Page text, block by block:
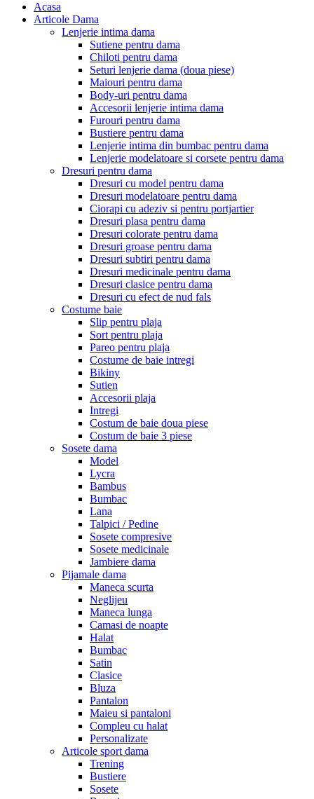
Acasa
Articole Dama
Lenjerie intima dama
Sutiene pentru dama
Chiloti pentru dama
Seturi lenjerie dama (doua piese)
Maiouri pentru dama
Body-uri pentru dama
Accesorii lenjerie intima dama
Furouri pentru dama
Bustiere pentru dama
Lenjerie intima din bumbac pentru dama
Lenjerie modelatoare si corsete pentru dama
Dresuri pentru dama
Dresuri cu model pentru dama
Dresuri modelatoare pentru dama
Ciorapi cu adeziv si pentru portjartier
Dresuri plasa pentru dama
Dresuri colorate pentru dama
Dresuri groase pentru dama
Dresuri subtiri pentru dama
Dresuri medicinale pentru dama
Dresuri clasice pentru dama
Dresuri cu efect de nud fals
Costume baie
Slip pentru plaja
Sort pentru plaja
Pareo pentru plaja
Costume de baie intregi
Bikiny
Sutien
Accesorii plaja
Intregi
Costum de baie doua piese
Costum de baie 3 piese
Sosete dama
Model
Lycra
Bambus
Bumbac
Lana
Talpici / Pedine
Sosete compresive
Sosete medicinale
Jambiere dama
Pijamale dama
Maneca scurta
Neglijeu
Maneca lunga
Camasi de noapte
Halat
Bumbac
Satin
Clasice
Bluza
Pantalon
Maieu si pantaloni
Compleu cu halat
Personalizate
Articole sport dama
Trening
Bustiere
Sosete